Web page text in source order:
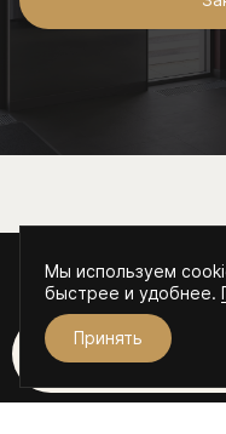
НАВЕРХ
© ЖК "Эдельвейс
Пользовательское
конфиденциальности
Telegram
РазработаноиEdelweiss
Мы используем
быстрее и удобнее.
Принять